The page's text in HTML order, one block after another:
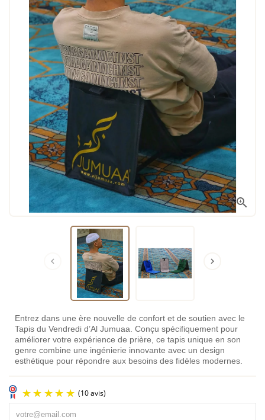

 
Entrez dans une ère nouvelle de confort et de soutien avec le
Tapis du Vendredi d’Al Jumuaa. Conçu spécifiquement pour
améliorer votre expérience de prière, ce tapis unique en son
genre combine une ingénierie innovante avec un design
esthétique pour répondre aux besoins des fidèles modernes.